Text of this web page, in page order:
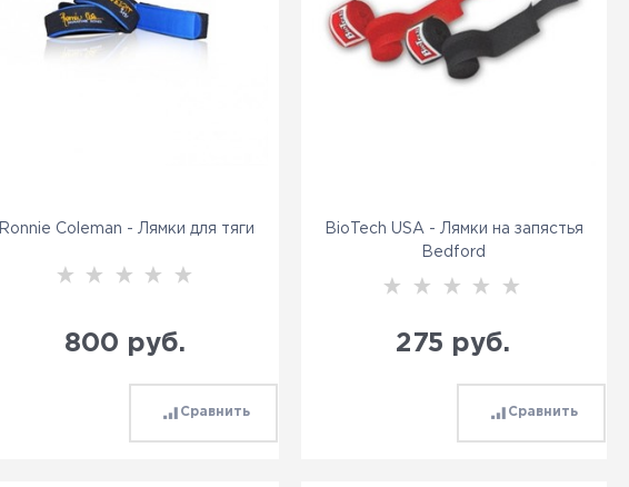
Ronnie Coleman - Лямки для тяги
800 руб.
Сравнить
BioTech USA - Лямки на запястья
Bedford
275 руб.
Сравнить